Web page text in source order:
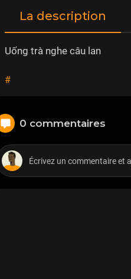
La description
Uống trà nghe câu lan
#
0 commentaires